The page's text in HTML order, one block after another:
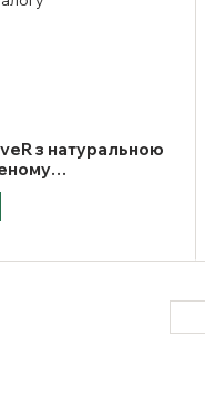
з натуральною
18 розмір